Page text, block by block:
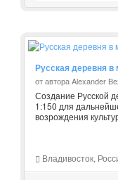
Русская деревня
от автора Alexander
Создание Русской
1:150 для
возрождения
Владивосток,